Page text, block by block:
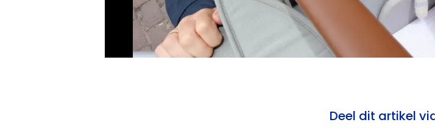
Deel dit artikel